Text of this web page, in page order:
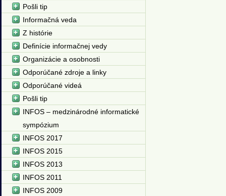
Pošli tip
Informačná veda
Z histórie
Definície informačnej vedy
Organizácie a osobnosti
Odporúčané zdroje a linky
Odporúčané videá
Pošli tip
INFOS – medzinárodné informatické
sympózium
INFOS 2017
INFOS 2015
INFOS 2013
INFOS 2011
INFOS 2009